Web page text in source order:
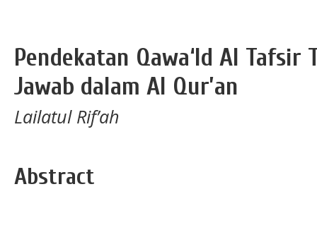
Pendekatan Qawa‘Id Al Tafsir
Jawab dalam Al Qur’an
Lailatul Rif’ah
Abstract